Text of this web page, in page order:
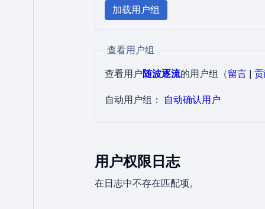
加载用户组
查看用户组
查看用户随波逐流的用户组​ （留言 |
自动用户组： 自动确认用户
用户权限日志
在日志中不存在匹配项。